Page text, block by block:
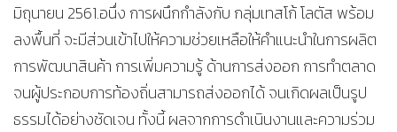
มิถุนายน 2561.อนึ่ง การผนึกกำลังกับ กลุ่มเทสโก้ โลตัส พร้อม
ลงพื้นที่ จะมีส่วนเข้าไปให้ความช่วยเหลือให้คำแนะนำในการผลิต
การพัฒนาสินค้า การเพิ่มความรู้ ด้านการส่งออก การทำตลาด
จนผู้ประกอบการท้องถิ่นสามารถส่งออกได้ จนเกิดผลเป็นรูป
ธรรมได้อย่างชัดเจน ทั้งนี้ ผลจากการดำเนินงานและความร่วม